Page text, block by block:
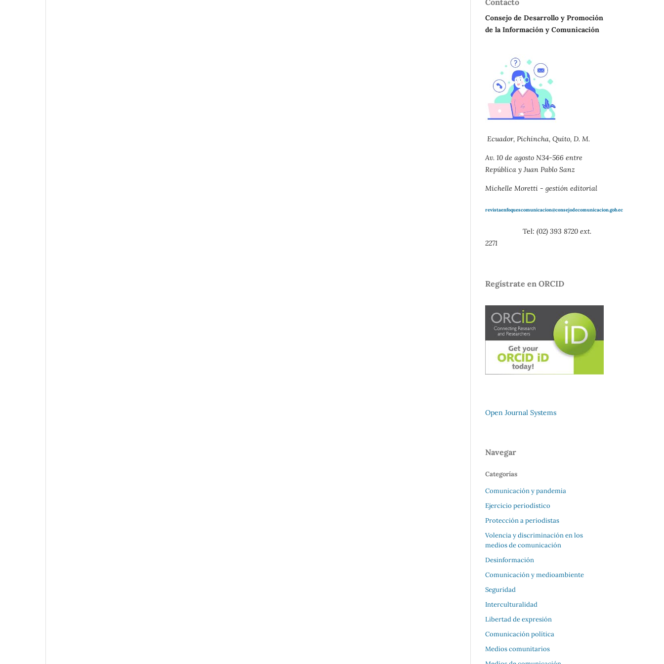
Consejo de Desarrollo y Promoción
de la Información y Comunicación
Ecuador, Pichincha, Quito, D. M.
Av. 10 de agosto N34-566 entre
República y Juan Pablo Sanz
Michelle Moretti - gestión editorial
revistaenfoquescomunicacion@consejodecomunicacion.gob.ec
Tel: (02) 393 8720 ext.
2271
Regístrate en ORCID
Open Journal Systems
Navegar
Categorías
Comunicación y pandemia
Ejercicio periodístico
Protección a periodistas
Volencia y discriminación en los
medios de comunicación
Desinformación
Comunicación y medioambiente
Seguridad
Interculturalidad
Libertad de expresión
Comunicación política
Medios comunitarios